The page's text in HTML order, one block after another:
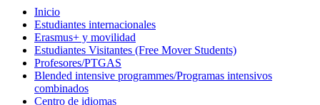
Inicio
Estudiantes internacionales
Erasmus+ y movilidad
Estudiantes Visitantes (Free Mover Students)
Profesores/PTGAS
Blended intensive programmes/Programas intensivos
combinados
Centro de idiomas